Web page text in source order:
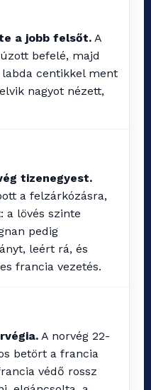
a jobb felsőt. A
befelé, majd
centikkel ment
nagyot nézett,
tizenegyest.
a felzárkózásra,
a lövés szinte
pedig
leért rá, és
francia vezetés.
A norvég 22-
betört a francia
védő rossz